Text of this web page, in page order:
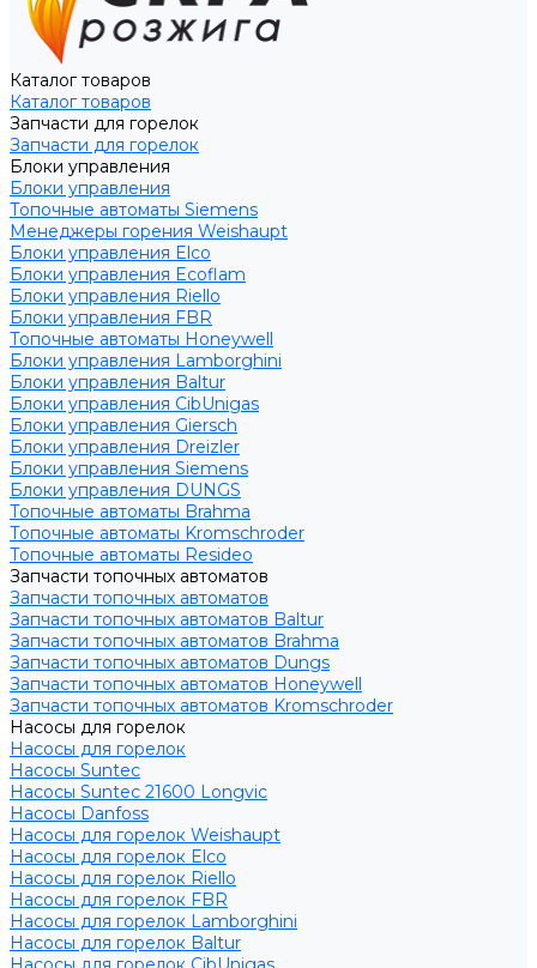
Каталог товаров
Каталог товаров
Запчасти для горелок
Запчасти для горелок
Блоки управления
Блоки управления
Топочные автоматы Siemens
Менеджеры горения Weishaupt
Блоки управления Elco
Блоки управления Ecoflam
Блоки управления Riello
Блоки управления FBR
Топочные автоматы Honeywell
Блоки управления Lamborghini
Блоки управления Baltur
Блоки управления CibUnigas
Блоки управления Giersch
Блоки управления Dreizler
Блоки управления Siemens
Блоки управления DUNGS
Топочные автоматы Brahma
Топочные автоматы Kromschroder
Топочные автоматы Resideo
Запчасти топочных автоматов
Запчасти топочных автоматов
Запчасти топочных автоматов Baltur
Запчасти топочных автоматов Brahma
Запчасти топочных автоматов Dungs
Запчасти топочных автоматов Honeywell
Запчасти топочных автоматов Kromschroder
Насосы для горелок
Насосы для горелок
Насосы Suntec
Насосы Suntec 21600 Longvic
Насосы Danfoss
Насосы для горелок Weishaupt
Насосы для горелок Elco
Насосы для горелок Riello
Насосы для горелок FBR
Насосы для горелок Lamborghini
Насосы для горелок Baltur